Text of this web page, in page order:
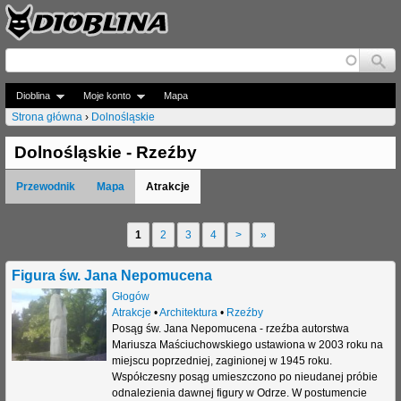
Jump to navigation
Dioblina Moje konto Mapa
J
e
s
ś
t
u
Strona główna › Dolnośląskie
Dolnośląskie - Rzeźby
Przewodnik Mapa Atrakcje
t
o
n
1 2 3 4 > »
Figura św. Jana Nepomucena
Głogów
Atrakcje •Architektura • Rzeźby
Posąg św. Jana Nepomucena - rzeźba autorstwa
Mariusza Maściuchowskiego ustawiona w 2003 roku na
miejscu poprzedniej, zaginionej w 1945 roku.
Współczesny posąg umieszczono po nieudanej próbie
odnalezienia dawnej figury w Odrze. W postumencie